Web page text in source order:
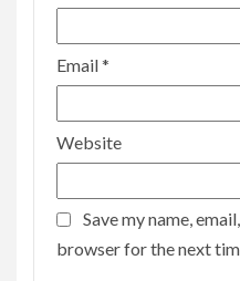
Email*
Website
Save my name,
browser for the next